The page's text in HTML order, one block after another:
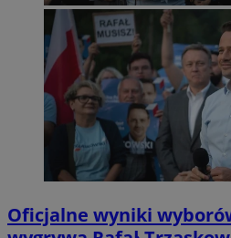
Oficjalne wyniki